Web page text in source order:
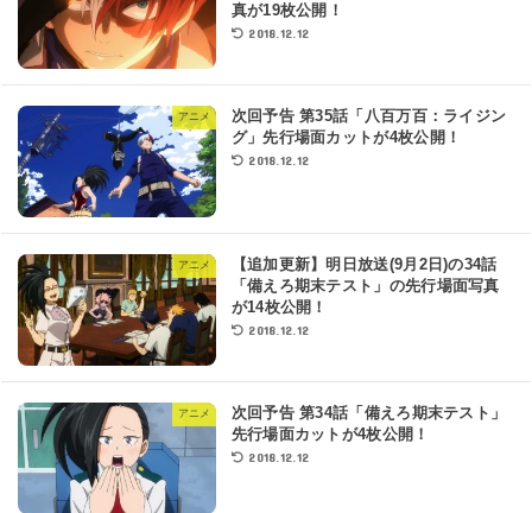
真が19枚公開！
2018.12.12
アニメ
次回予告 第35話「八百万百：ライジン
グ」先行場面カットが4枚公開！
2018.12.12
アニメ
【追加更新】明日放送(9月2日)の34話
「備えろ期末テスト」の先行場面写真
が14枚公開！
2018.12.12
アニメ
次回予告 第34話「備えろ期末テスト」
先行場面カットが4枚公開！
2018.12.12